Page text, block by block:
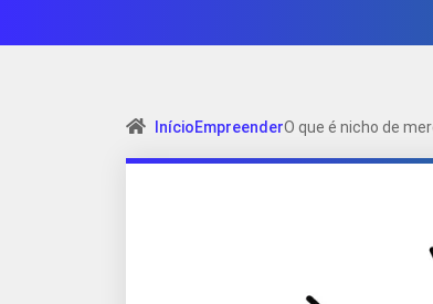
InícioEmpreenderO que é nicho de